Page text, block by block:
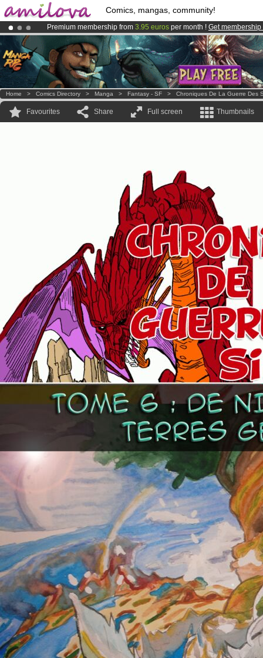
Comics, mangas, community!
Premium membership from 3.95 euros per month ! Get membership
Already 134393membersand 1208comics & mangas!.
AmilovaKickstarter is now LIVE!.
Home > Comics Directory > Manga > Fantasy - SF > Chroniques De La Guerre Des
Favourites Share Full screen Thumbnails